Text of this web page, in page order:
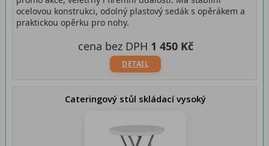
ocelovou konstrukci, odolný plastový sedák s opěrákem a
praktickou opěrku pro nohy.
DETAIL
cena bez DPH 1 450 Kč
Cateringový stůl skládací vysoký